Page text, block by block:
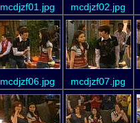
mcdjzf01.jpg mcdjzf02.jpg
mcdjzf06.jpg mcdjzf07.jpg